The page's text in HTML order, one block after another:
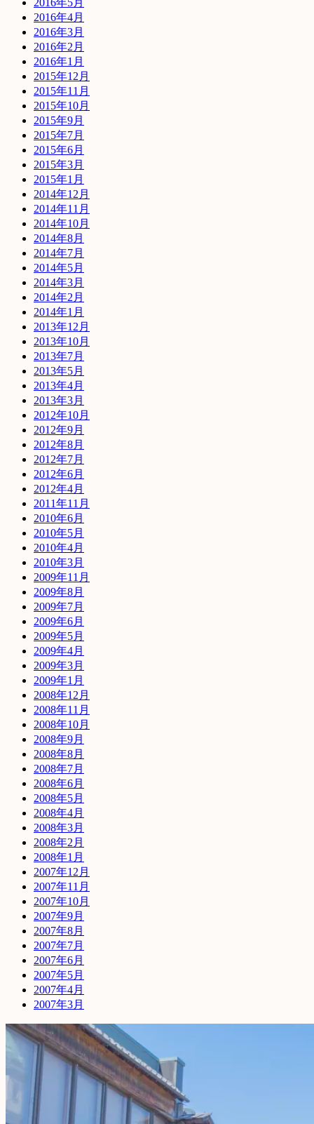
2016年5月
2016年4月
2016年3月
2016年2月
2016年1月
2015年12月
2015年11月
2015年10月
2015年9月
2015年7月
2015年6月
2015年3月
2015年1月
2014年12月
2014年11月
2014年10月
2014年8月
2014年7月
2014年5月
2014年3月
2014年2月
2014年1月
2013年12月
2013年10月
2013年7月
2013年5月
2013年4月
2013年3月
2012年10月
2012年9月
2012年8月
2012年7月
2012年6月
2012年4月
2011年11月
2010年6月
2010年5月
2010年4月
2010年3月
2009年11月
2009年8月
2009年7月
2009年6月
2009年5月
2009年4月
2009年3月
2009年1月
2008年12月
2008年11月
2008年10月
2008年9月
2008年8月
2008年7月
2008年6月
2008年5月
2008年4月
2008年3月
2008年2月
2008年1月
2007年12月
2007年11月
2007年10月
2007年9月
2007年8月
2007年7月
2007年6月
2007年5月
2007年4月
2007年3月